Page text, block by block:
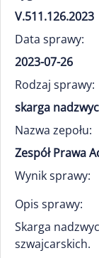
V.511.126.2023
Data sprawy:
2023-07-26
Rodzaj sprawy:
skarga
Nazwa zepołu:
Zespół Prawa
Wynik sprawy:
Opis sprawy:
Skarga
szwajcarskich.